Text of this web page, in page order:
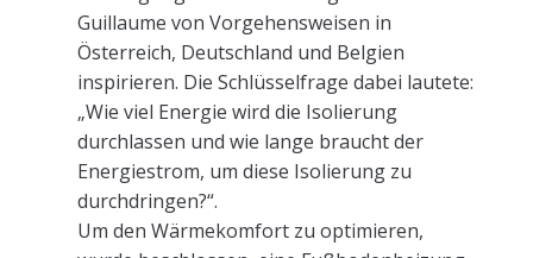
Guillaume von Vorgehensweisen in
Österreich, Deutschland und Belgien
inspirieren. Die Schlüsselfrage dabei lautete:
„Wie viel Energie wird die Isolierung
durchlassen und wie lange braucht der
Energiestrom, um diese Isolierung zu
durchdringen?“.
Um den Wärmekomfort zu optimieren,